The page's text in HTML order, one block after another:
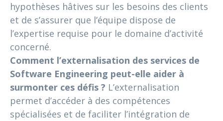
hypothèses hâtives sur les besoins des clients
et de s’assurer que l’équipe dispose de
l’expertise requise pour le domaine d’activité
concerné.
Comment l’externalisation des services de
Software Engineering peut-elle aider à
surmonter ces défis ? L’externalisation
permet d’accéder à des compétences
spécialisées et de faciliter l’intégration de